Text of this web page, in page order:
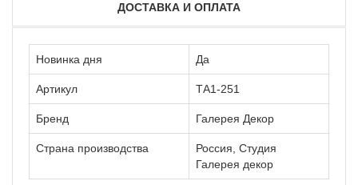
ДОСТАВКА И ОПЛАТА
Новинка дня Да
Артикул ТА1-251
Бренд Галерея Декор
Страна производства
Россия, Студия
Галерея декор